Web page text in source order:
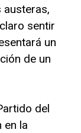
sentir
un
de un
del
en la